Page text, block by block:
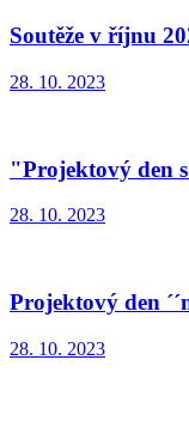
Soutěže v říjnu
28. 10. 2023
"Projektový den
28. 10. 2023
Projektový den
28. 10. 2023